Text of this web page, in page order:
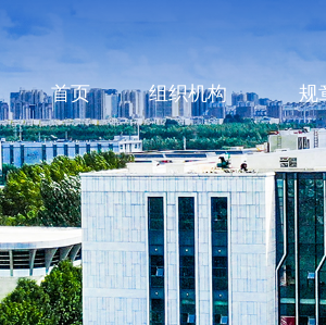
首页 组织机构 规